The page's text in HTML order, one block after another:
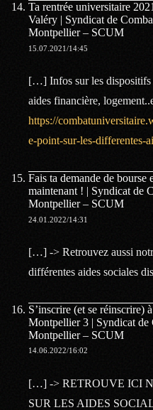
Ta rentrée universitaire
Valéry | Syndicat de
Montpellier – SCUM
15.07.2021/14:45
[…] Infos sur les dispositifs
aides financière,
https://
e-point-sur-les-differentes-
Fais ta demande de bourse
maintenant ! | Syndicat de
Montpellier – SCUM
24.01.2022/14:31
[…] -> Retrouvez aussi
différentes aides sociales
S’inscrire (et se réinscrire)
Montpellier 3 | Syndicat de
Montpellier – SCUM
14.06.2022/16:02
[…] -> RETROUVE ICI
SUR LES AIDES